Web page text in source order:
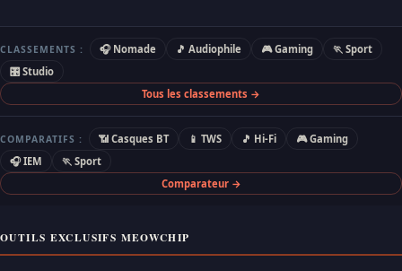
CLASSEMENTS : 🎧 Nomade 🎵 Audiophile 🎮 Gaming
🏃 Sport
🎛 Studio
Tous les classements →
COMPARATIFS : 📶 Casques BT 📱 TWS 🎵 Hi-Fi
🎮 Gaming
🎧 IEM
🏃 Sport
Comparateur →
OUTILS EXCLUSIFS MEOWCHIP